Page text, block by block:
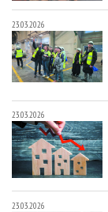
23.03.2026
23.03.2026
23.03.2026